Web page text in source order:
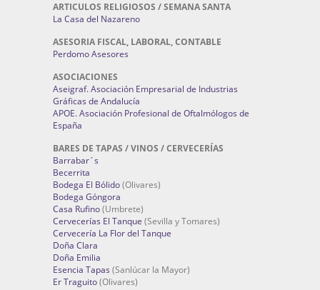
ARTICULOS RELIGIOSOS / SEMANA SANTA
La Casa del Nazareno
ASESORIA FISCAL, LABORAL, CONTABLE
Perdomo Asesores
ASOCIACIONES
Aseigraf. Asociación Empresarial de Industrias
Gráficas de Andalucía
APOE. Asociación Profesional de Oftalmólogos de
España
BARES DE TAPAS / VINOS / CERVECERÍAS
Barrabar´s
Becerrita
Bodega El Bólido(Olivares)
Bodega Góngora
Casa Rufino(Umbrete)
Cervecerías El Tanque (Sevilla y Tomares)
Cervecería La Flor del Tanque
Doña Clara
Doña Emilia
Esencia Tapas (Sanlúcar la Mayor)
Er Traguito(Olivares)